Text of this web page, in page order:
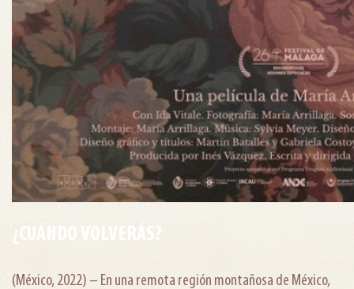
¿CUÁNDO VOLVERÁS?
(México, 2022) – En una remota región montañosa de México,